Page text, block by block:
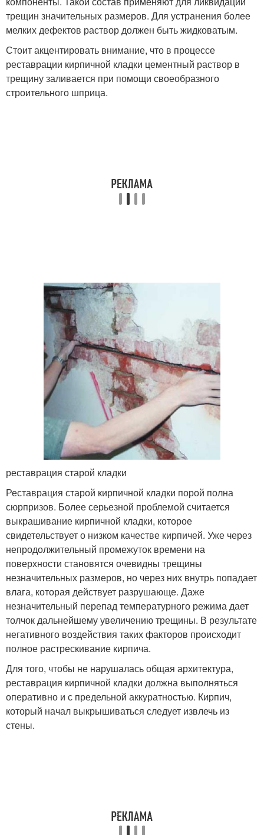
трещин значительных размеров. Для устранения более
мелких дефектов раствор должен быть жидковатым.
Стоит акцентировать внимание, что в процессе
реставрации кирпичной кладки цементный раствор в
трещину заливается при помощи своеобразного
строительного шприца.
реставрация старой кладки
Реставрация старой кирпичной кладки порой полна
сюрпризов. Более серьезной проблемой считается
выкрашивание кирпичной кладки, которое
свидетельствует о низком качестве кирпичей. Уже через
непродолжительный промежуток времени на
поверхности становятся очевидны трещины
незначительных размеров, но через них внутрь попадает
влага, которая действует разрушающе. Даже
незначительный перепад температурного режима дает
толчок дальнейшему увеличению трещины. В результате
негативного воздействия таких факторов происходит
полное растрескивание кирпича.
Для того, чтобы не нарушалась общая архитектура,
реставрация кирпичной кладки должна выполняться
оперативно и с предельной аккуратностью. Кирпич,
который начал выкрышиваться следует извлечь из
стены.